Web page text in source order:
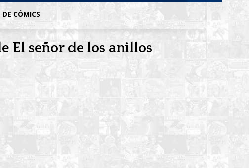
CÓMICS
El señor de los anillos